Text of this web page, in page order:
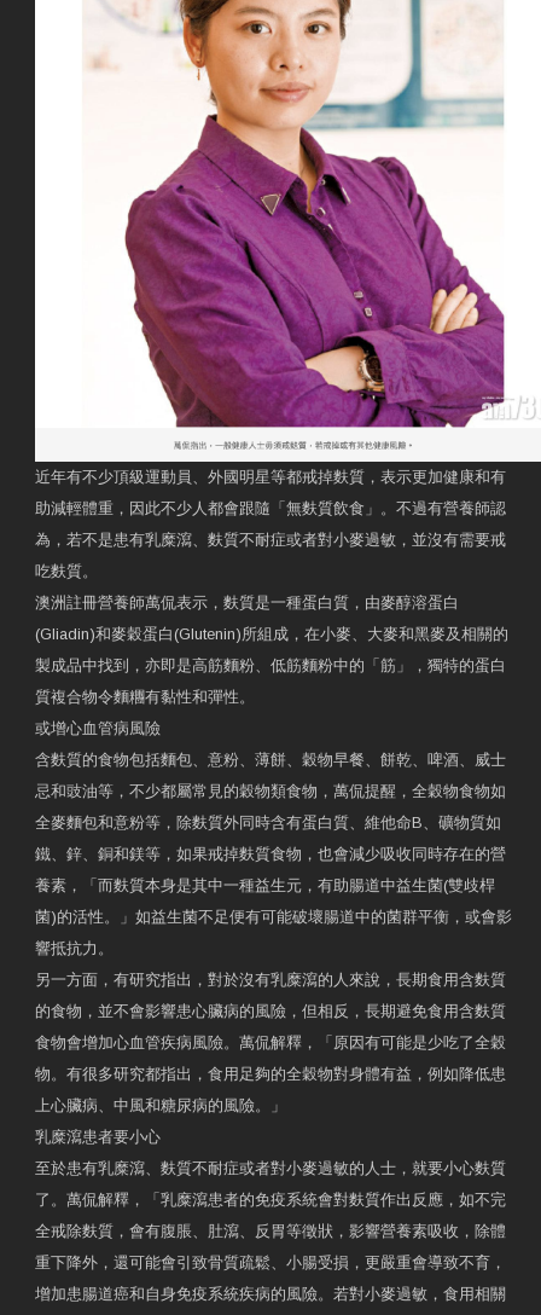
近年有不少頂級運動員、外國明星等都戒掉麩質，表示更加健康和有
助減輕體重，因此不少人都會跟隨「無麩質飲食」。不過有營養師認
為，若不是患有乳糜瀉、麩質不耐症或者對小麥過敏，並沒有需要戒
吃麩質。
澳洲註冊營養師萬侃表示，麩質是一種蛋白質，由麥醇溶蛋白
(Gliadin)和麥穀蛋白(Glutenin)所組成，在小麥、大麥和黑麥及相關的
製成品中找到，亦即是高筋麵粉、低筋麵粉中的「筋」，獨特的蛋白
質複合物令麵糰有黏性和彈性。
或增心血管病風險
含麩質的食物包括麵包、意粉、薄餅、穀物早餐、餅乾、啤酒、威士
忌和豉油等，不少都屬常見的穀物類食物，萬侃提醒，全穀物食物如
全麥麵包和意粉等，除麩質外同時含有蛋白質、維他命B、礦物質如
鐵、鋅、銅和鎂等，如果戒掉麩質食物，也會減少吸收同時存在的營
養素，「而麩質本身是其中一種益生元，有助腸道中益生菌(雙歧桿
菌)的活性。」如益生菌不足便有可能破壞腸道中的菌群平衡，或會影
響抵抗力。
另一方面，有研究指出，對於沒有乳糜瀉的人來說，長期食用含麩質
的食物，並不會影響患心臟病的風險，但相反，長期避免食用含麩質
食物會增加心血管疾病風險。萬侃解釋，「原因有可能是少吃了全穀
物。有很多研究都指出，食用足夠的全穀物對身體有益，例如降低患
上心臟病、中風和糖尿病的風險。」
乳糜瀉患者要小心
至於患有乳糜瀉、麩質不耐症或者對小麥過敏的人士，就要小心麩質
了。萬侃解釋，「乳糜瀉患者的免疫系統會對麩質作出反應，如不完
全戒除麩質，會有腹脹、肚瀉、反胃等徵狀，影響營養素吸收，除體
重下降外，還可能會引致骨質疏鬆、小腸受損，更嚴重會導致不育，
增加患腸道癌和自身免疫系統疾病的風險。若對小麥過敏，食用相關